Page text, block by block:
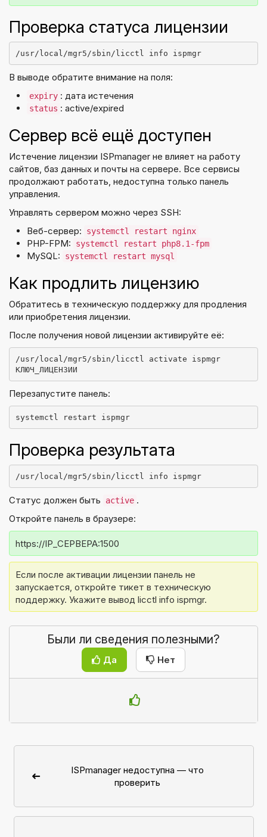
Проверка статуса лицензии
/usr/local/mgr5/sbin/licctl info ispmgr
В выводе обратите внимание на поля:
expiry : дата истечения
status : active/expired
Сервер всё ещё доступен
Истечение лицензии ISPmanager не влияет на работу
сайтов, баз данных и почты на сервере. Все сервисы
продолжают работать, недоступна только панель
управления.
Управлять сервером можно через SSH:
Веб-сервер:
systemctl restart nginx
PHP-FPM: systemctl restart php8.1-fpm
MySQL: systemctl restart mysql
Как продлить лицензию
Обратитесь в техническую поддержку для продления
или приобретения лицензии.
После получения новой лицензии активируйте её:
/usr/local/mgr5/sbin/licctl activate ispmgr
КЛЮЧ_ЛИЦЕНЗИИ
Перезапустите панель:
systemctl restart ispmgr
Проверка результата
/usr/local/mgr5/sbin/licctl info ispmgr
Статус должен быть active .
Откройте панель в браузере:
https://IP_СЕРВЕРА:1500
Если после активации лицензии панель не
запускается, откройте тикет в техническую
поддержку. Укажите вывод licctl info ispmgr.
Были ли сведения полезными?
Да Нет
ISPmanager недоступна — что
проверить